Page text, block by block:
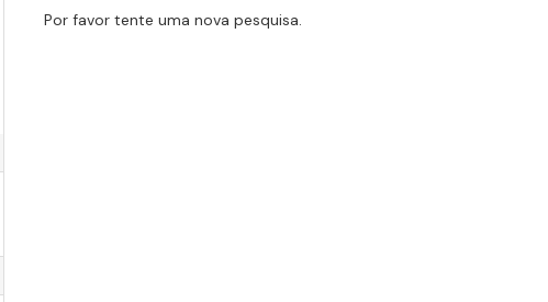
Por favor tente uma nova pesquisa.